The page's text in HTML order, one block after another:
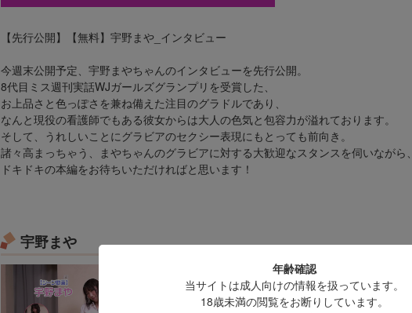
年齢確認
当サイトは成人向けの情報を扱っています。
18歳未満の閲覧をお断りしています。
【先行公開】【無料】宇野まや_インタビュー
今週末公開予定、宇野まやちゃんのインタビューを先行公開。
8代目ミス週刊実話WJガールズグランプリを受賞した、
お上品さと色っぽさを兼ね備えた注目のグラドルであり、
なんと現役の看護師でもある彼女からは大人の色気と包容力が溢れております。
そして、うれしいことにグラビアのセクシー表現にもとっても前向き。
諸々高まっちゃう、まやちゃんのグラビアに対する大歓迎なスタンスを伺いながら、
ドキドキの本編をお待ちいただければと思います！
宇野まや